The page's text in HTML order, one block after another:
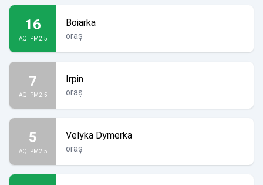
16
AQI PM2.5
Boiarka
oraș
7
AQI PM2.5
Irpin
oraș
5
AQI PM2.5
Velyka Dymerka
oraș